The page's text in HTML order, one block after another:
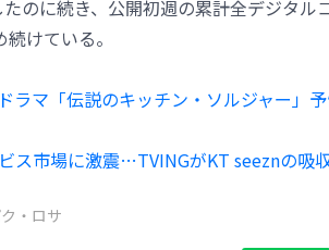
のに続き、公開初週の累計全デジタル
けている。
ラマ「伝説のキッチン・ソルジャー」
ス市場に激震…TVINGがKT seeznの吸
・ロサ